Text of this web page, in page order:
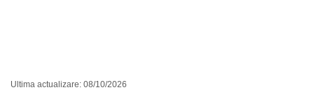
Ultima actualizare: 08/10/2026